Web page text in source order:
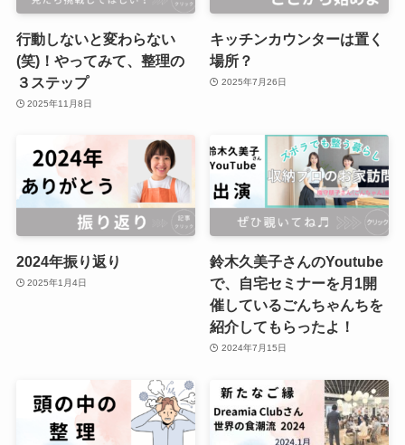
行動しないと変わらない
(笑)！やってみて、整理の
３ステップ
2025年11月8日
キッチンカウンターは置く
場所？
2025年7月26日
2024年振り返り
2025年1月4日
鈴木久美子さんのYoutube
で、自宅セミナーを月1開
催しているごんちゃんちを
紹介してもらったよ！
2024年7月15日